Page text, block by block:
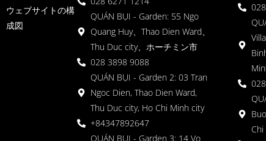
ウェブサイトの構
成図
QUÁN BỤI - Garden: 55 Ngo
Quang Huy、Thao Dien Ward、
Thu Duc city、ホーチミン市
028 3898 9088
QUÁN BỤI - Garden 2: 03 Tran
Ngoc Dien, Thao Dien Ward,
Thu Duc city, Ho Chi Minh city
+84347892647
QUÁN BỤI - Garden 3: 14 Vo